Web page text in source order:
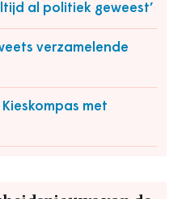
al politiek geweest’
verzamelende
met